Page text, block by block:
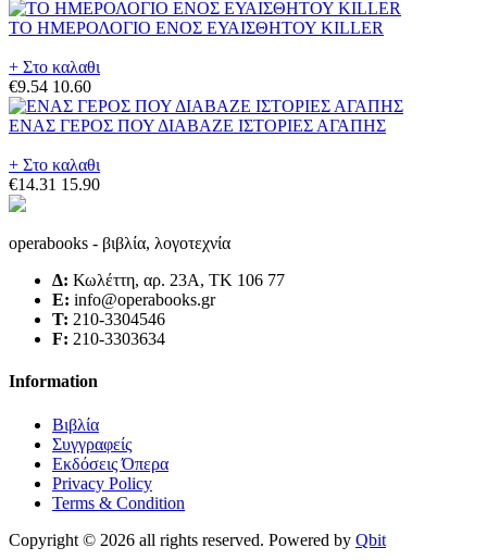
ΤΟ ΗΜΕΡΟΛΟΓΙΟ ΕΝΟΣ ΕΥΑΙΣΘΗΤΟΥ KILLER
+ Στο καλαθι
€9.54 10.60
ΕΝΑΣ ΓΕΡΟΣ ΠΟΥ ΔΙΑΒΑΖΕ ΙΣΤΟΡΙΕΣ ΑΓΑΠΗΣ
+ Στο καλαθι
€14.31 15.90
operabooks - βιβλία, λογοτεχνία
Δ: Κωλέττη, αρ. 23Α, ΤΚ 106 77
E: info@operabooks.gr
Τ: 210-3304546
F: 210-3303634
Information
Βιβλία
Συγγραφείς
Εκδόσεις Όπερα
Privacy Policy
Terms & Condition
Copyright © 2026 all rights reserved. Powered by Qbit